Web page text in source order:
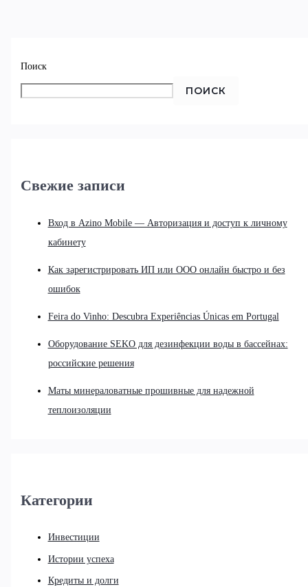
Поиск
ПОИСК
Свежие записи
Вход в Azino Mobile — Авторизация и доступ к личному
кабинету
Как зарегистрировать ИП или ООО онлайн быстро и без
ошибок
Feira do Vinho: Descubra Experiências Únicas em Portugal
Оборудование SEKO для дезинфекции воды в бассейнах:
российские решения
Маты минераловатные прошивные для надежной
теплоизоляции
Категории
Инвестиции
Истории успеха
Кредиты и долги